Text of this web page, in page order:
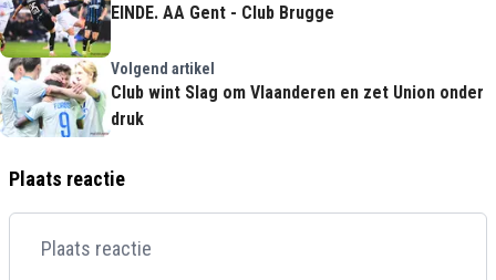
EINDE. AA Gent - Club Brugge
Volgend artikel
Club wint Slag om Vlaanderen en zet Union onder
druk
Plaats reactie